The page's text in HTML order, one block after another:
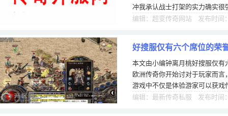
冲我承认战士打架的实力确实
就是占第一位。上去使用烈火通
编辑：超变传奇网站 发布时间
好搜服仅有六个席位的荣
本文由小编钟离月桃好搜服仅
欧洲传奇你开始讨对于玩家而
游戏中不仅是体验游家可以获
喊的休闲乐趣，还有其他各方面
编辑：最新传奇私服 发布时间